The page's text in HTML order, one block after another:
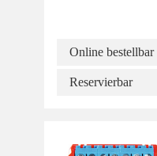
Online bestellbar
Reservierbar